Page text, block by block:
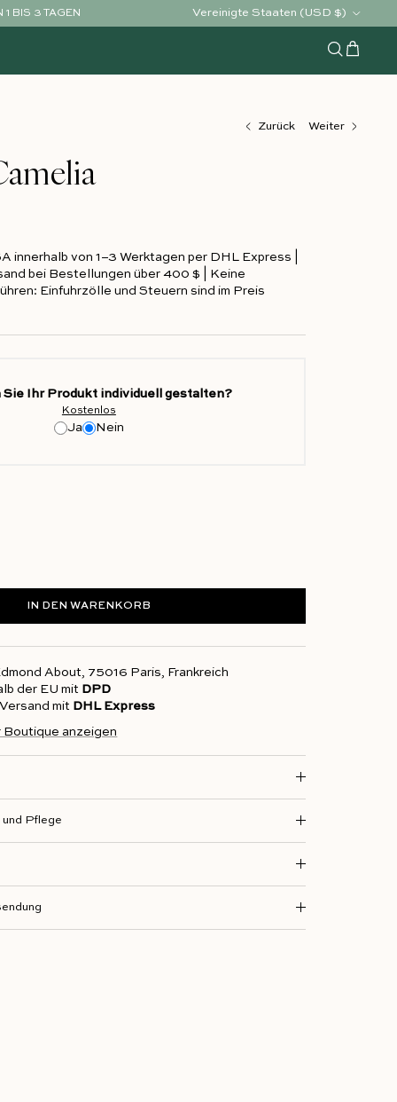
BIS 3 TAGEN
Land/Region
Vereinigte Staaten (USD $)
Suchen
Zurück Weiter
innerhalb von 1–3 Werktagen per DHL Express |
bei Bestellungen über 400 $ | Keine
Einfuhrzölle und Steuern sind im Preis
Sie Ihr Produkt individuell gestalten?
Kostenlos
Ja Nein
IN DEN WARENKORB
About, 75016 Paris, Frankreich
der EU mit DPD
mit DHL Express
Boutique anzeigen
und Pflege